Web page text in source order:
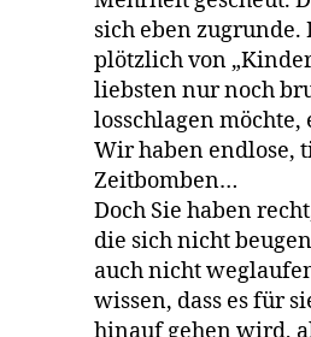
sich eben zugrunde.
plötzlich von
liebsten nur noch
losschlagen möchte,
Wir haben endlose,
Zeitbomben…
Doch Sie haben
die sich nicht
auch nicht
wissen, dass es für